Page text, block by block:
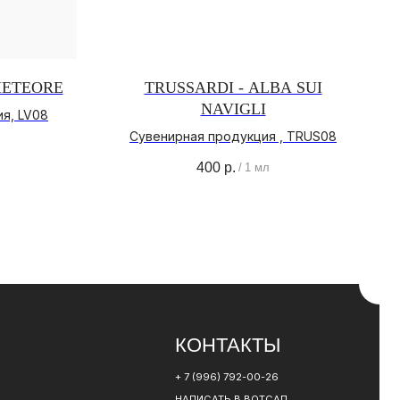
LV08
TRUSSARDI - ALBA SUI
NAVIGLI
Сувенирная продукция , TRUS08
400 р. / 1 мл
КОНТАКТЫ